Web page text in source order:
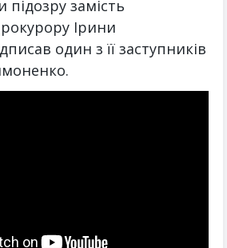
підозру замість
Ірини
один з її заступників